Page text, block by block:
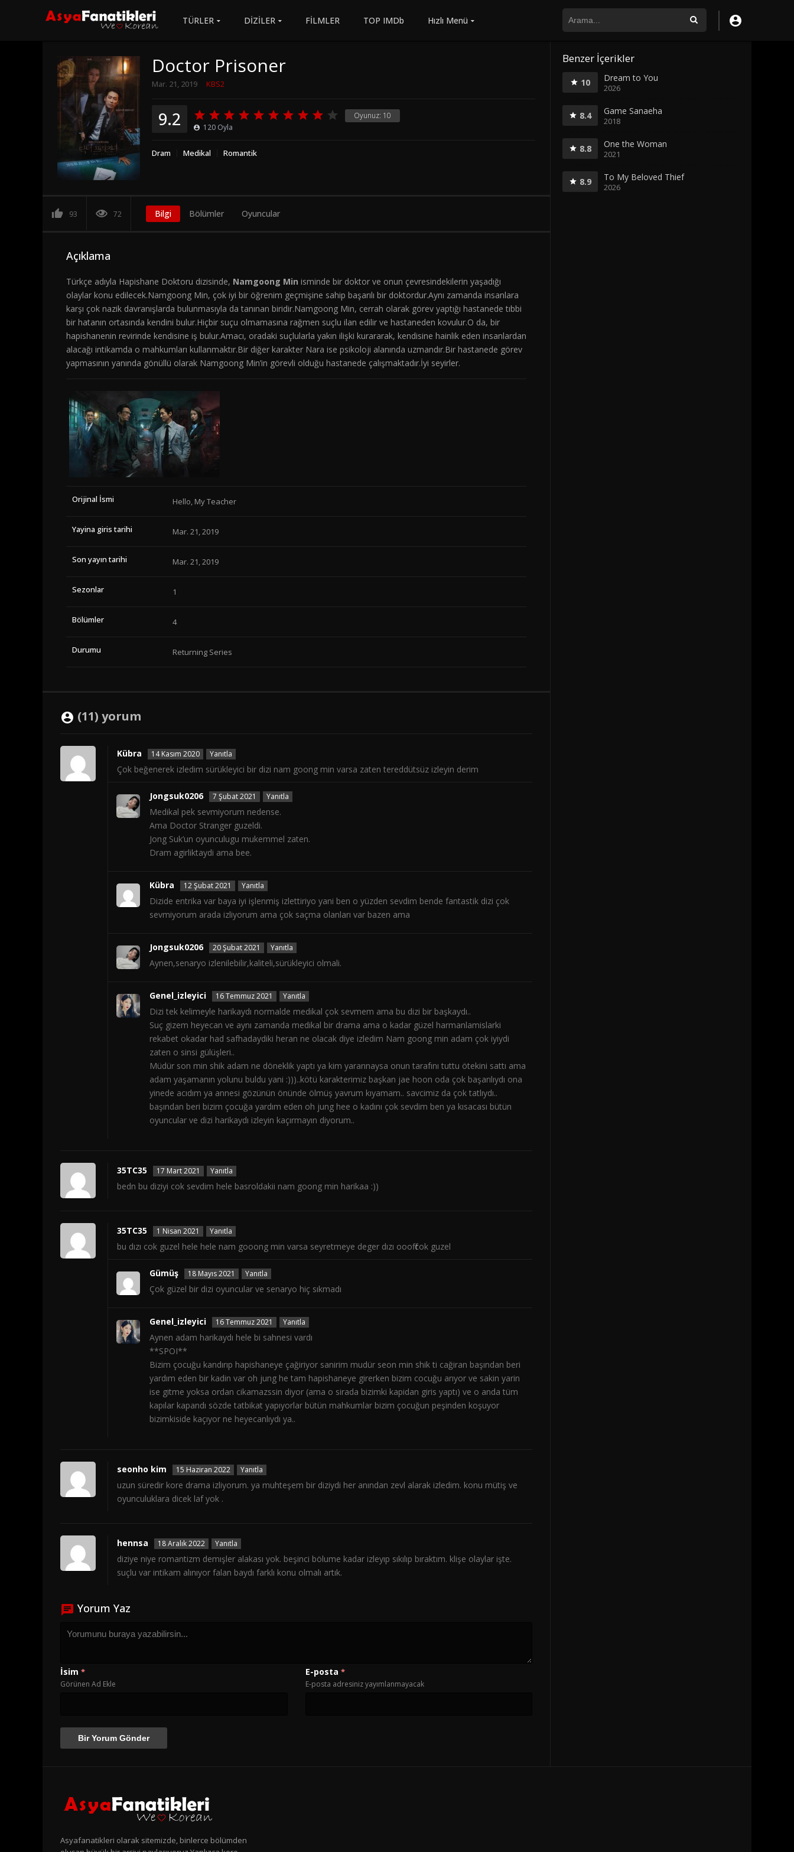
TÜRLER DİZİLER FİLMLER TOP IMDb Hızlı Menü
Doctor Prisoner
Mar. 21, 2019 KBS2
Oyunuz: 10
9.2 120 Oyla
Dram Medikal Romantik
93 72 Bilgi Bölümler Oyuncular
Açıklama
Türkçe adıyla Hapishane Doktoru dizisinde, Namgoong Min isminde bir doktor ve onun çevresindekilerin yaşadığı
olaylar konu edilecek.Namgoong Min, çok iyi bir öğrenim geçmişine sahip başarılı bir doktordur.Aynı zamanda insanlara
karşı çok nazik davranışlarda bulunmasıyla da tanınan biridir.Namgoong Min, cerrah olarak görev yaptığı hastanede tıbbi
bir hatanın ortasında kendini bulur.Hiçbir suçu olmamasına rağmen suçlu ilan edilir ve hastaneden kovulur.O da, bir
hapishanenin revirinde kendisine iş bulur.Amacı, oradaki suçlularla yakın ilişki kurararak, kendisine hainlik eden insanlardan
alacağı intikamda o mahkumları kullanmaktır.Bir diğer karakter Nara ise psikoloji alanında uzmandır.Bir hastanede görev
yapmasının yanında gönüllü olarak Namgoong Min’in görevli olduğu hastanede çalışmaktadır.İyi seyirler.
Orijinal İsmi Hello, My Teacher
Yayina giris tarihi Mar. 21, 2019
Son yayın tarihi Mar. 21, 2019
Sezonlar 1
Bölümler 4
Durumu Returning Series
(11) yorum
Kübra 14 Kasım 2020 Yanıtla
Çok beğenerek izledim sürükleyici bir dizi nam goong min varsa zaten tereddütsüz izleyin derim
Jongsuk0206 7 Şubat 2021 Yanıtla
Medikal pek sevmiyorum nedense.
Ama Doctor Stranger guzeldi.
Jong Suk’un oyunculugu mukemmel zaten.
Dram agirliktaydi ama bee.
Kübra 12 Şubat 2021 Yanıtla
Dizide entrika var baya iyi işlenmiş izlettiriyo yani ben o yüzden sevdim bende fantastik dizi çok
sevmiyorum arada izliyorum ama çok saçma olanları var bazen ama
Jongsuk0206 20 Şubat 2021 Yanıtla
Aynen,senaryo izlenilebilir,kaliteli,sürükleyici olmali.
Genel_izleyici 16 Temmuz 2021 Yanıtla
Dizi tek kelimeyle harikaydı normalde medikal çok sevmem ama bu dizi bir başkaydı..
Suç gizem heyecan ve aynı zamanda medikal bir drama ama o kadar güzel harmanlamislarki
rekabet okadar had safhadaydiki heran ne olacak diye izledim Nam goong min adam çok iyiydi
zaten o sinsi gülüşleri..
Müdür son min shik adam ne döneklik yaptı ya kim yararınaysa onun tarafını tuttu ötekini sattı ama
adam yaşamanın yolunu buldu yani :)))..kötü karakterimiz başkan jae hoon oda çok başarılıydı ona
yinede acıdım ya annesi gözünün önünde ölmüş yavrum kıyamam.. savcimiz da çok tatlıydı..
başından beri bizim çocuğa yardım eden oh jung hee o kadını çok sevdim ben ya kısacası bütün
oyuncular ve dizi harikaydı izleyin kaçırmayın diyorum..
35TC35 17 Mart 2021 Yanıtla
bedn bu diziyi cok sevdim hele basroldakii nam goong min harikaa :))
35TC35 1 Nisan 2021 Yanıtla
bu dızı cok guzel hele hele nam gooong min varsa seyretmeye deger dızı oooff cok guzel
Gümüş 18 Mayıs 2021 Yanıtla
Çok güzel bir dizi oyuncular ve senaryo hiç sıkmadı
Genel_izleyici 16 Temmuz 2021 Yanıtla
Aynen adam harikaydı hele bi sahnesi vardı
**SPOI**
Bizim çocuğu kandırıp hapishaneye çağiriyor sanirim mudür seon min shik ti cağiran başından beri
yardım eden bir kadin var oh jung he tam hapishaneye girerken bizim cocuğu arıyor ve sakin yarin
ise gitme yoksa ordan cikamazssin diyor (ama o sirada bizimki kapidan giris yaptı) ve o anda tüm
kapılar kapandı sözde tatbikat yapıyorlar bütün mahkumlar bizim çocuğun peşinden koşuyor
bizimkiside kaçıyor ne heyecanlıydı ya..
seonho kim 15 Haziran 2022 Yanıtla
uzun süredir kore drama izliyorum. ya muhteşem bir diziydi her anından zevl alarak izledim. konu mütiş ve
oyunculuklara dicek laf yok .
hennsa 18 Aralık 2022 Yanıtla
diziye niye romantizm demışler alakası yok. beşinci bölume kadar izleyıp sıkılıp bıraktım. klişe olaylar işte.
suçlu var intikam alınıyor falan baydı farklı konu olmalı artık.
Yorum Yaz
İsim *
Görünen Ad Ekle
E-posta *
E-posta adresiniz yayımlanmayacak
Benzer İçerikler
10 Dream to You
2026
8.4 Game Sanaeha
2018
8.8 One the Woman
2021
8.9 To My Beloved Thief
2026
Asyafanatikleri olarak sitemizde, binlerce bölümden